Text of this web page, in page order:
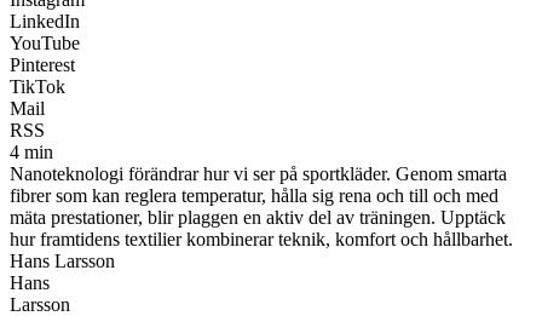
LinkedIn
YouTube
Pinterest
TikTok
Mail
RSS
4 min
Nanoteknologi förändrar hur vi ser på sportkläder. Genom smarta
fibrer som kan reglera temperatur, hålla sig rena och till och med
mäta prestationer, blir plaggen en aktiv del av träningen. Upptäck
hur framtidens textilier kombinerar teknik, komfort och hållbarhet.
Hans Larsson
Hans
Larsson